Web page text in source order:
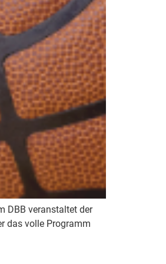
DBB veranstaltet der
das volle Programm